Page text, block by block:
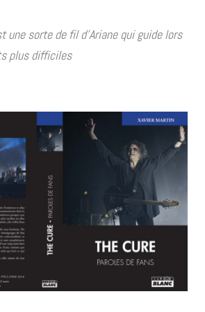
une sorte de fil d’Ariane qui guide lors
plus difficiles